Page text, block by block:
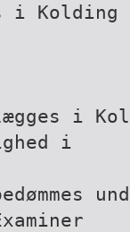
i
i
i